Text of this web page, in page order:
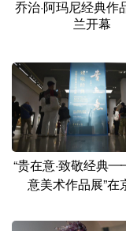
乔治·阿玛尼经典作
兰开幕
“贵在意·致敬经典
意美术作品展”在